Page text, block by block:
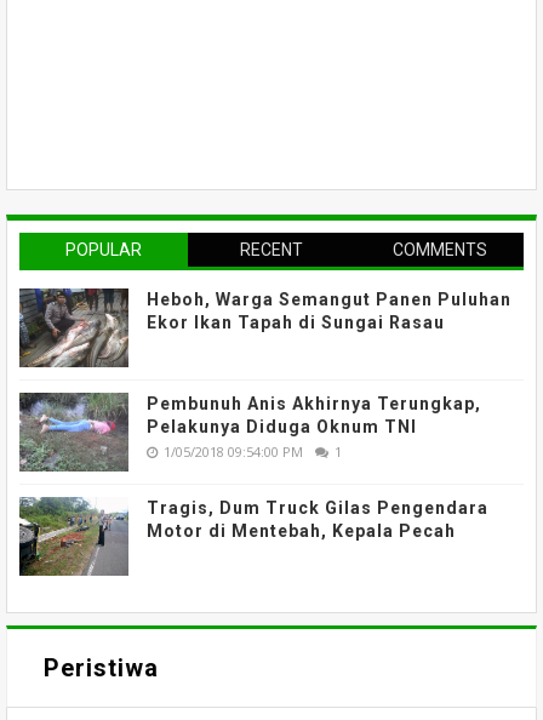
POPULAR RECENT COMMENTS
Heboh, Warga Semangut Panen Puluhan
Ekor Ikan Tapah di Sungai Rasau
Pembunuh Anis Akhirnya Terungkap,
Pelakunya Diduga Oknum TNI
1/05/2018 09:54:00 PM 1
Tragis, Dum Truck Gilas Pengendara
Motor di Mentebah, Kepala Pecah
Peristiwa